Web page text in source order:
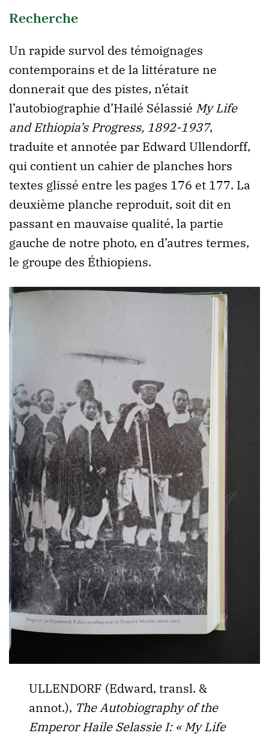
Recherche
Un rapide survol des témoignages
contemporains et de la littérature ne
donnerait que des pistes, n’était
l’autobiographie d’Hailé Sélassié My Life
and Ethiopia’s Progress, 1892-1937,
traduite et annotée par Edward Ullendorff,
qui contient un cahier de planches hors
textes glissé entre les pages 176 et 177. La
deuxième planche reproduit, soit dit en
passant en mauvaise qualité, la partie
gauche de notre photo, en d’autres termes,
le groupe des Éthiopiens.
ULLENDORF (Edward, transl. &
annot.), The Autobiography of the
Emperor Haile Selassie I: « My Life